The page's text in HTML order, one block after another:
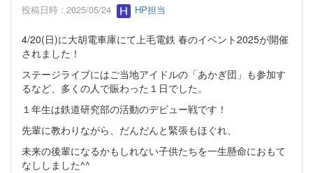
投稿日時 : 2025/05/24 HP担当
4/20(日)に大胡電車庫にて上毛電鉄 春のイベント2025が開催
されました！
ステージライブにはご当地アイドルの「あかぎ団」も参加す
るなど、多くの人で賑わった１日でした。
１年生は鉄道研究部の活動のデビュー戦です！
先輩に教わりながら、だんだんと緊張もほぐれ、
未来の後輩になるかもしれない子供たちを一生懸命におもて
なししました^^